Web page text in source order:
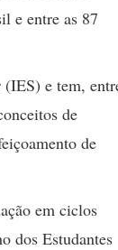
e entre as 87
e tem,
de
de
em ciclos
dos Estudantes